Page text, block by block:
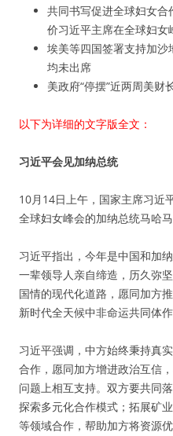
共同书写促进全球妇女
价习近平主席在全球妇
埃美等四国签署支持加
均未出席
美政府“停摆”近两周美财
以下为详细的文字版全文：
习近平会见加纳总统
10月14日上午，国家主席习近
全球妇女峰会的加纳总统马哈马
习近平指出，今年是中国和加
一辈领导人亲自缔造，历久弥
国情的现代化道路，愿同加方
新时代全天候中非命运共同体作
习近平强调，中方始终秉持真
合作，愿同加方增进政治互信
问题上相互支持。双方要共同
探索多元化合作模式；拓展矿
等领域合作，帮助加方将资源